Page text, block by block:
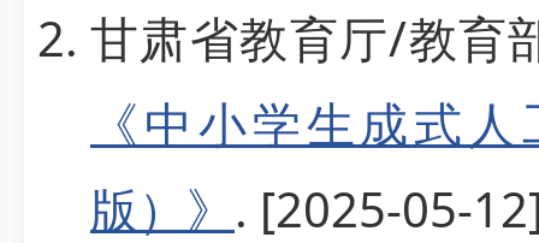
甘肃省教育厅/教育
《中小学生成式
版）》 . [2025-05-